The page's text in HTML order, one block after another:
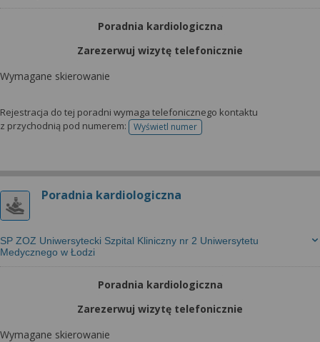
Poradnia kardiologiczna
Zarezerwuj wizytę telefonicznie
Wymagane skierowanie
Rejestracja do tej poradni wymaga telefonicznego kontaktu
z przychodnią pod numerem:
Wyświetl numertelefonu do rejestracji
Poradnia kardiologiczna
SP ZOZ Uniwersytecki Szpital Kliniczny nr 2 Uniwersytetu
Medycznego w Łodzi
Poradnia kardiologiczna
Zarezerwuj wizytę telefonicznie
Wymagane skierowanie